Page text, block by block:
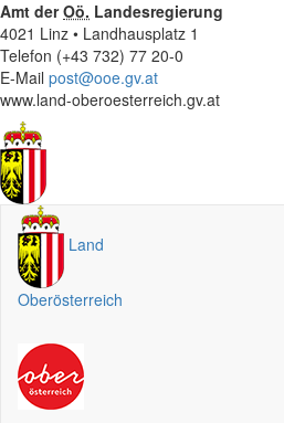
Amt derOö. Landesregierung
4021 Linz • Landhausplatz 1
Telefon (+43 732) 77 20-0
E-Mail post@ooe.gv.at
www.land-oberoesterreich.gv.at
Land
Oberösterreich